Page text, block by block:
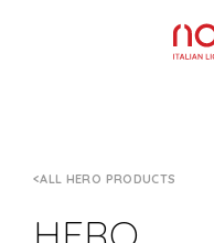
ALL HERO PRODUCTS